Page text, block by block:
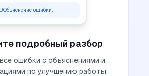
Объяснение ошибки...
подробный разбор
ошибки с объяснениями и
по улучшению работы.